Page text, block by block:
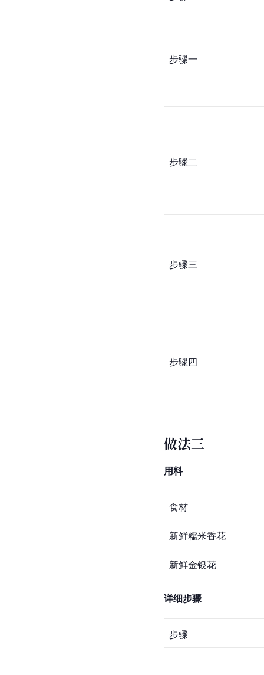
步骤一
步骤二
步骤三
步骤四
做法三
用料
食材
新鲜糯米香花
新鲜金银花
详细步骤
步骤